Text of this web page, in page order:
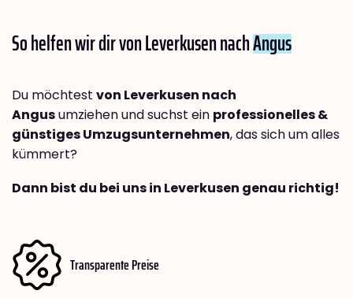
So helfen wir dir von Leverkusen nachAngus
Du möchtest von Leverkusen nach
Angusumziehen und suchst ein professionelles &
günstiges Umzugsunternehmen, das sich um alles
kümmert?
Dann bist du bei uns in Leverkusen genau richtig!
Transparente Preise